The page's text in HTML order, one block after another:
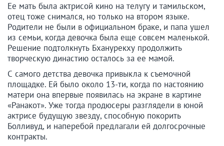
Ее мать была актрисой кино на телугу и тамильском,
отец тоже снимался, но только на втором языке.
Родители не были в официальном браке, и папа ушел
из семьи, когда девочка была еще совсем маленькой.
Решение подтолкнуть Бханурекху продолжить
творческую династию осталось за ее мамой.
С самого детства девочка привыкла к съемочной
площадке. Ей было около 13-ти, когда по настоянию
матери она впервые появилась на экране в картине
«Ранакот». Уже тогда продюсеры разглядели в юной
актрисе будущую звезду, способную покорить
Болливуд, и наперебой предлагали ей долгосрочные
контракты.